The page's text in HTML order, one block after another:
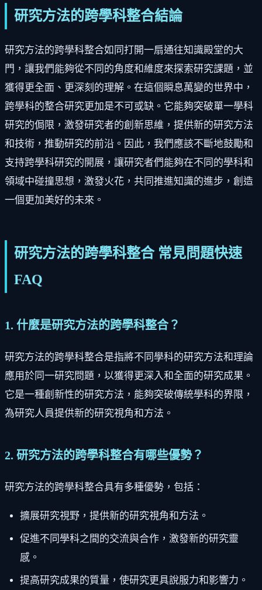
研究方法的跨學科整合結論
研究方法的跨學科整合如同打開一扇通往知識殿堂的大
門，讓我們能夠從不同的角度和維度來探索研究課題，並
獲得更全面、更深刻的理解。在這個瞬息萬變的世界中，
跨學科的整合研究更加是不可或缺。它能夠突破單一學科
研究的侷限，激發研究者的創新思維，提供新的研究方法
和技術，推動研究的前沿。因此，我們應該不斷地鼓勵和
支持跨學科研究的開展，讓研究者們能夠在不同的學科和
領域中碰撞思想，激發火花，共同推進知識的進步，創造
一個更加美好的未來。
研究方法的跨學科整合 常見問題快速
FAQ
1. 什麼是研究方法的跨學科整合？
研究方法的跨學科整合是指將不同學科的研究方法和理論
應用於同一研究問題，以獲得更深入和全面的研究成果。
它是一種創新性的研究方法，能夠突破傳統學科的界限，
為研究人員提供新的研究視角和方法。
2. 研究方法的跨學科整合有哪些優勢？
研究方法的跨學科整合具有多種優勢，包括：
擴展研究視野，提供新的研究視角和方法。
促進不同學科之間的交流與合作，激發新的研究靈
感。
提高研究成果的質量，使研究更具說服力和影響力。